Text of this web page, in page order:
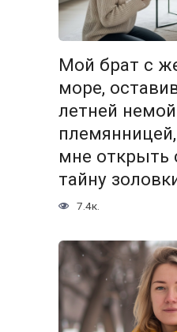
Мой брат с
море,
летней немой
мне открыть
тайну
7.4к.